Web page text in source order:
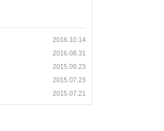
2016.10.14
2016.08.31
2015.09.23
2015.07.23
2015.07.21